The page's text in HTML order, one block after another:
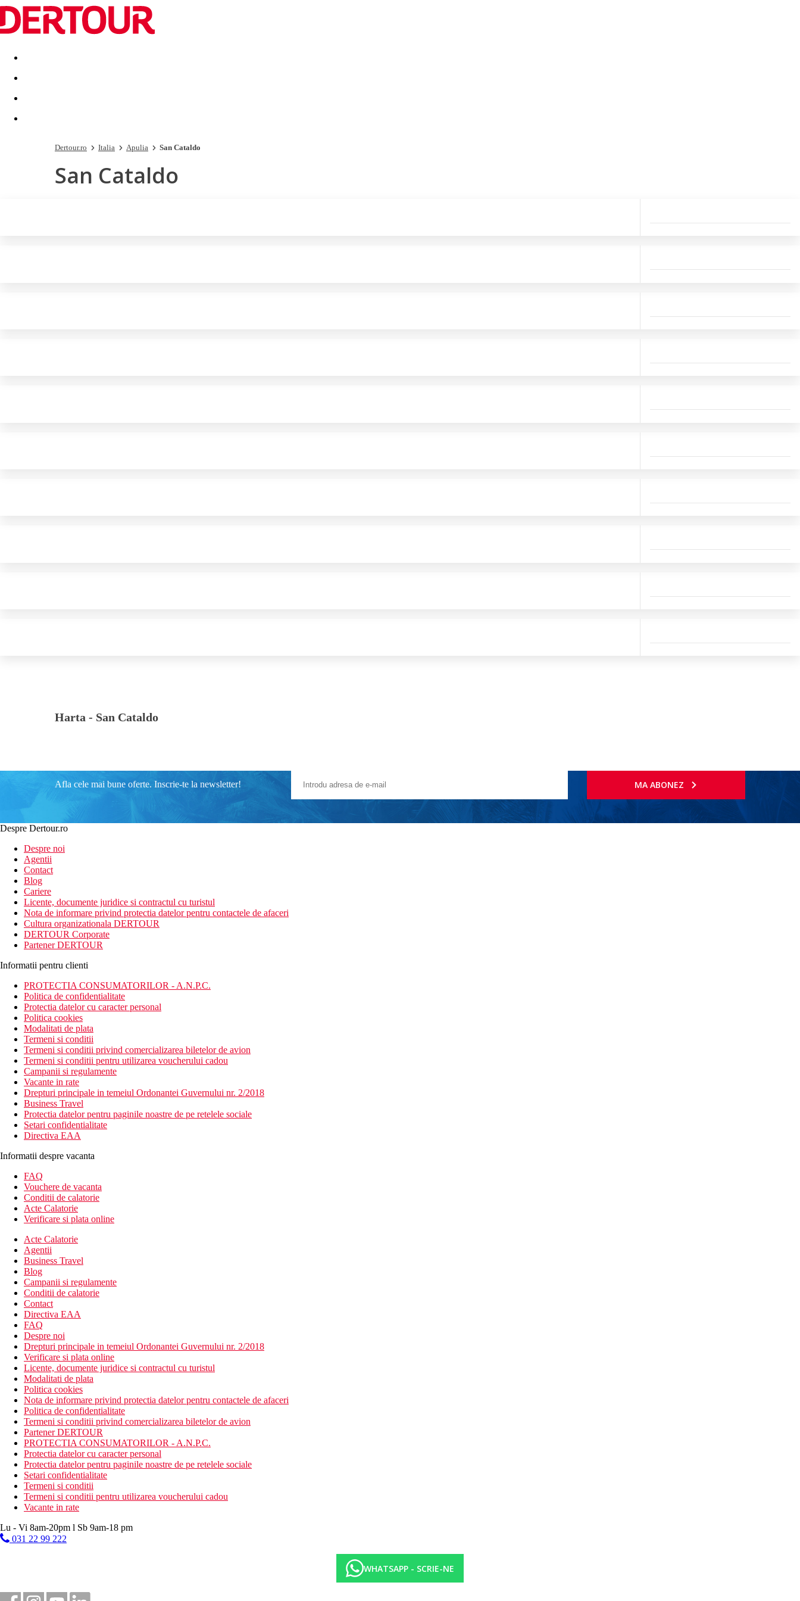
Destinatii Vacanta perfecta OFERTE DE NERATAT
Dertour.ro Italia Apulia San Cataldo
San Cataldo
Harta - San Cataldo
Afla cele mai bune oferte. Inscrie-te la newsletter! MA ABONEZ
Despre Dertour.ro
Despre noi
Agentii
Contact
Blog
Cariere
Licente, documente juridice si contractul cu turistul
Nota de informare privind protectia datelor pentru contactele de afaceri
Cultura organizationala DERTOUR
DERTOUR Corporate
Partener DERTOUR
Informatii pentru clienti
PROTECTIA CONSUMATORILOR - A.N.P.C.
Politica de confidentialitate
Protectia datelor cu caracter personal
Politica cookies
Modalitati de plata
Termeni si conditii
Termeni si conditii privind comercializarea biletelor de avion
Termeni si conditii pentru utilizarea voucherului cadou
Campanii si regulamente
Vacante in rate
Drepturi principale in temeiul Ordonantei Guvernului nr. 2/2018
Business Travel
Protectia datelor pentru paginile noastre de pe retelele sociale
Setari confidentialitate
Directiva EAA
Informatii despre vacanta
FAQ
Vouchere de vacanta
Conditii de calatorie
Acte Calatorie
Verificare si plata online
Acte Calatorie
Agentii
Business Travel
Blog
Campanii si regulamente
Conditii de calatorie
Contact
Directiva EAA
FAQ
Despre noi
Drepturi principale in temeiul Ordonantei Guvernului nr. 2/2018
Verificare si plata online
Licente, documente juridice si contractul cu turistul
Modalitati de plata
Politica cookies
Nota de informare privind protectia datelor pentru contactele de afaceri
Politica de confidentialitate
Termeni si conditii privind comercializarea biletelor de avion
Partener DERTOUR
PROTECTIA CONSUMATORILOR - A.N.P.C.
Protectia datelor cu caracter personal
Protectia datelor pentru paginile noastre de pe retelele sociale
Setari confidentialitate
Termeni si conditii
Termeni si conditii pentru utilizarea voucherului cadou
Vacante in rate
Lu - Vi 8am-20pm l Sb 9am-18 pm
031 22 99 222
WHATSAPP - SCRIE-NE